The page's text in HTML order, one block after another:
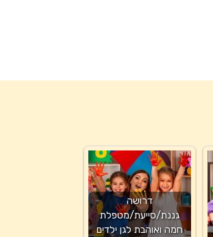
דרושה
גננת/סייעת/מטפלת
חמה ואוהבת לגן ילדים